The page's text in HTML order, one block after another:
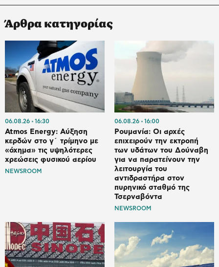
Άρθρα κατηγορίας
06.08.26 16:30
Atmos Energy: Αύξηση
κερδών στο γ΄ τρίμηνο με
«όχημα» τις υψηλότερες
χρεώσεις φυσικού αερίου
NEWSROOM
06.08.26 16:00
Ρουμανία: Οι αρχές
επιχειρούν την εκτροπή
των υδάτων του Δούναβη
για να παρατείνουν την
λειτουργία του
αντιδραστήρα στον
πυρηνικό σταθμό της
Τσερναβόντα
NEWSROOM